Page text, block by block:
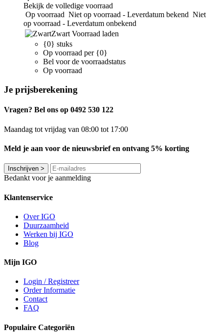
Bekijk de volledige voorraad
Op voorraad Niet op voorraad - Leverdatum bekend Niet
op voorraad - Leverdatum onbekend
Zwart Voorraad laden
{0} stuks
Op voorraad per {0}
Bel voor de voorraadstatus
Op voorraad
Je prijsberekening
Vragen? Bel ons op 0492 530 122
Maandag tot vrijdag van 08:00 tot 17:00
Meld je aan voor de nieuwsbrief en ontvang 5% korting
Inschrijven >
Bedankt voor je aanmelding
Klantenservice
Over IGO
Duurzaamheid
Werken bij IGO
Blog
Mijn IGO
Login / Registreer
Order Informatie
Contact
FAQ
Populaire Categoriën